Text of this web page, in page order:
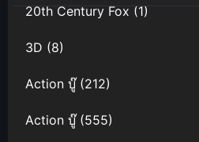
20th Century Fox(1)
3D (8)
Action บู๊(212)
Action บู๊(555)